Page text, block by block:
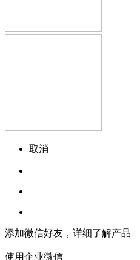
取消
添加微信好友，详细了解产品
使用企业微信